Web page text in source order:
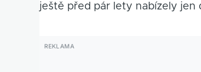
ještě před pár lety nabízely jen